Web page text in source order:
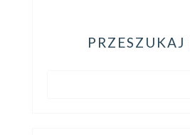
PRZESZUKAJ